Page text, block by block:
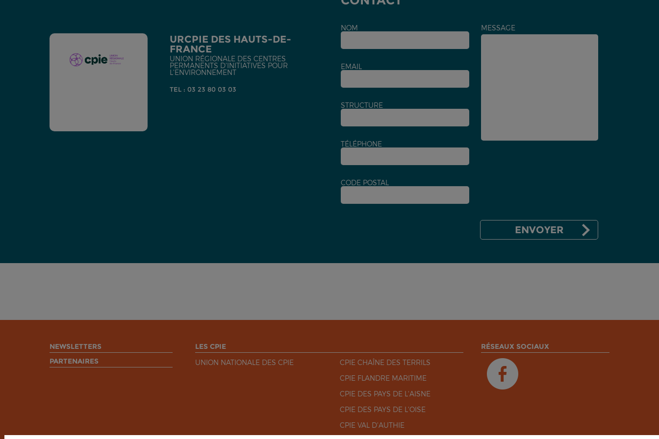
URCPIE DES HAUTS-DE-
FRANCE
UNION RÉGIONALE DES CENTRES
PERMANENTS D'INITIATIVES POUR
L'ENVIRONNEMENT
TEL : 03 23 80 03 03
NOM
EMAIL
STRUCTURE
TÉLÉPHONE
CODE POSTAL
MESSAGE
NEWSLETTERS
PARTENAIRES
LES CPIE
UNION NATIONALE DES CPIE
CPIE CHAÎNE DES TERRILS
CPIE FLANDRE MARITIME
CPIE DES PAYS DE L'AISNE
CPIE DES PAYS DE L'OISE
CPIE VAL D'AUTHIE
RÉSEAUX SOCIAUX